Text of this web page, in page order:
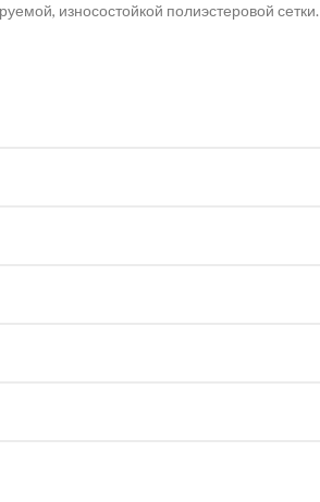
износостойкой полиэстеровой сетки.